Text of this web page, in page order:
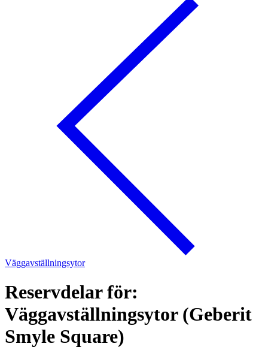
Väggavställningsytor
Reservdelar för:
Väggavställningsytor (Geberit
Smyle Square)